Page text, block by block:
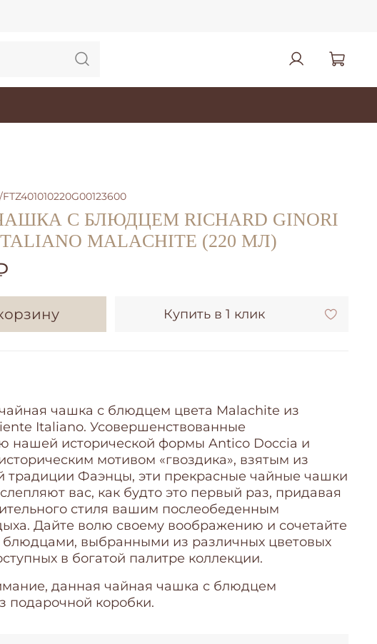
С БЛЮДЦЕМ RICHARD GINORI
MALACHITE (220 МЛ)
Купить в 1 клик
чашка с блюдцем цвета Malachite из
Italiano. Усовершенствованные
нашей исторической формы Antico Doccia и
мотивом «гвоздика», взятым из
традиции Фаэнцы, эти прекрасные чайные чашки
вас, как будто это первый раз, придавая
стиля вашим послеобеденным
Дайте волю своему воображению и сочетайте
выбранными из различных цветовых
в богатой палитре коллекции.
данная чайная чашка с блюдцем
подарочной коробки.